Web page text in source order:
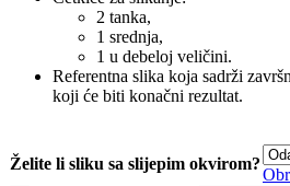
2 tanka,
1 srednja,
1 u debeloj veličini.
Referentna slika koja sadrži
koji će biti konačni rezultat.
Želite li sliku sa slijepim okvirom?